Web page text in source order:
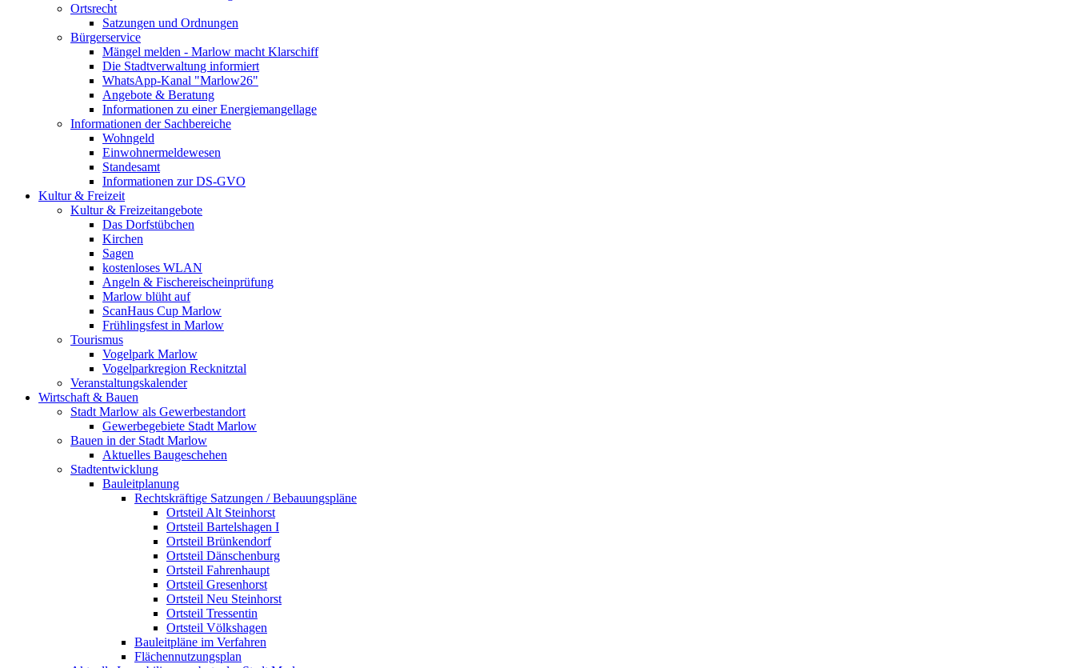
Ortsrecht
Satzungen und Ordnungen
Bürgerservice
Mängel melden - Marlow macht Klarschiff
Die Stadtverwaltung informiert
WhatsApp-Kanal "Marlow26"
Angebote & Beratung
Informationen zu einer Energiemangellage
Informationen der Sachbereiche
Wohngeld
Einwohnermeldewesen
Standesamt
Informationen zur DS-GVO
Kultur & Freizeit
Kultur & Freizeitangebote
Das Dorfstübchen
Kirchen
Sagen
kostenloses WLAN
Angeln & Fischereischeinprüfung
Marlow blüht auf
ScanHaus Cup Marlow
Frühlingsfest in Marlow
Tourismus
Vogelpark Marlow
Vogelparkregion Recknitztal
Veranstaltungskalender
Wirtschaft & Bauen
Stadt Marlow als Gewerbestandort
Gewerbegebiete Stadt Marlow
Bauen in der Stadt Marlow
Aktuelles Baugeschehen
Stadtentwicklung
Bauleitplanung
Rechtskräftige Satzungen / Bebauungspläne
Ortsteil Alt Steinhorst
Ortsteil Bartelshagen I
Ortsteil Brünkendorf
Ortsteil Dänschenburg
Ortsteil Fahrenhaupt
Ortsteil Gresenhorst
Ortsteil Neu Steinhorst
Ortsteil Tressentin
Ortsteil Völkshagen
Bauleitpläne im Verfahren
Flächennutzungsplan